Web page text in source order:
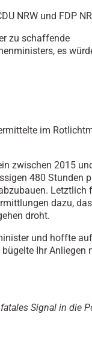
NRW und FDP
zu schaffende
es
im
zwischen 2015
480 Stunden
Letztlich
dazu,
droht.
und hoffte
Ihr Anliegen
Signal in die